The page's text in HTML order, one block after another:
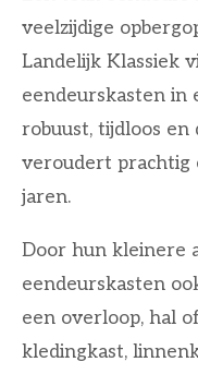
veelzijdige
Landelijk Klassiek
eendeurskasten in
robuust, tijdloos en
veroudert prachtig
jaren.
Door hun kleinere
eendeurskasten
een overloop, hal
kledingkast,